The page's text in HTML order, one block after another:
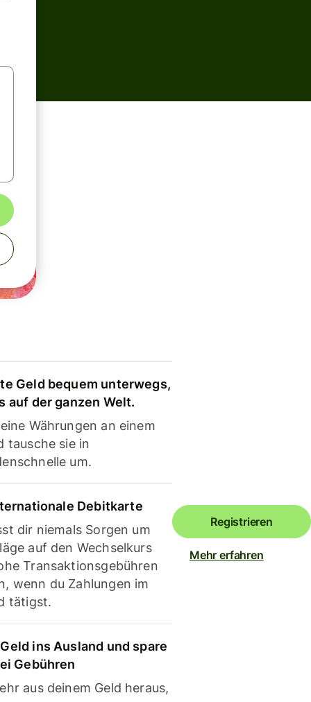
Geld bequem unterwegs,
auf der ganzen Welt.
Währungen an einem
tausche sie in
um.
Debitkarte
dir niemals Sorgen um
auf den Wechselkurs
Transaktionsgebühren
wenn du Zahlungen im
tätigst.
ins Ausland und spare
Gebühren
aus deinem Geld heraus,
Registrieren
Mehr erfahren